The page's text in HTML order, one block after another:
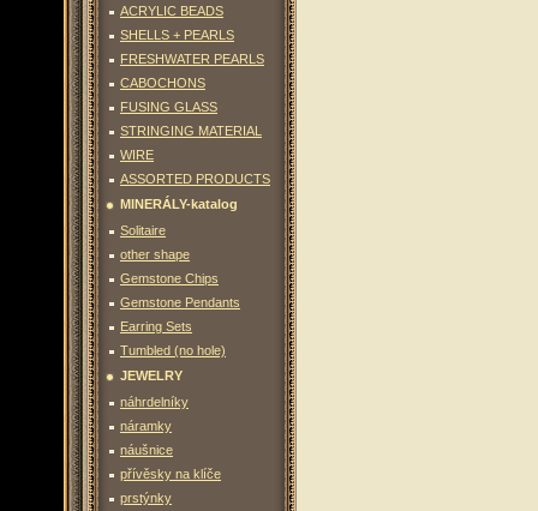
ACRYLIC BEADS
SHELLS + PEARLS
FRESHWATER PEARLS
CABOCHONS
FUSING GLASS
STRINGING MATERIAL
WIRE
ASSORTED PRODUCTS
MINERÁLY-katalog
Solitaire
other shape
Gemstone Chips
Gemstone Pendants
Earring Sets
Tumbled (no hole)
JEWELRY
náhrdelníky
náramky
náušnice
přívěsky na klíče
prstýnky